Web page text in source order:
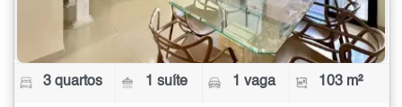
3 quartos 1 suíte 1 vaga 103 m²